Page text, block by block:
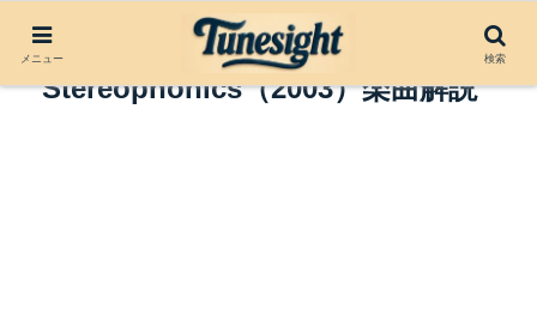
Maybe Tomorrow by
Stereophonics（2003）楽曲解説
メニュー 検索